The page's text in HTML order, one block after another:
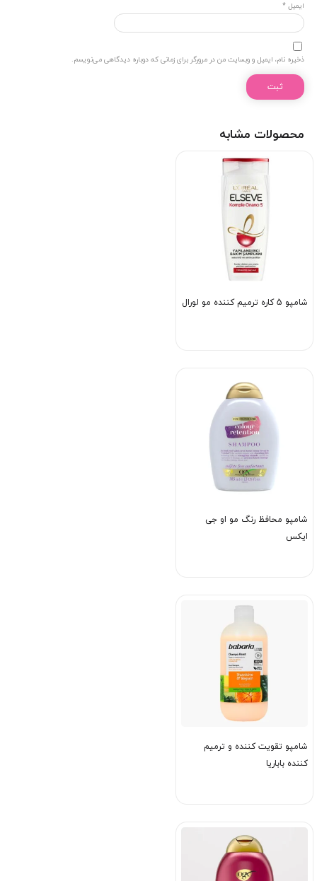
ایمیل *
ذخیره نام، ایمیل و وبسایت من در مرورگر برای زمانی که دوباره دیدگاهی می‌نویسم.
محصولات مشابه
شامپو 5 کاره ترمیم کننده مو لورال
شامپو محافظ رنگ مو او جی
ایکس
شامپو تقویت کننده و ترمیم
کننده باباریا